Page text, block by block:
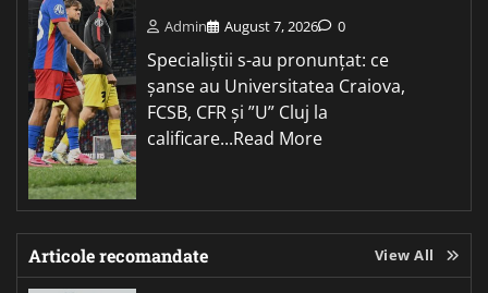
Admin August 7, 2026 0
Specialiștii s-au pronunțat: ce
șanse au Universitatea Craiova,
FCSB, CFR și ”U” Cluj la
calificare...Read More
Articole recomandate View All